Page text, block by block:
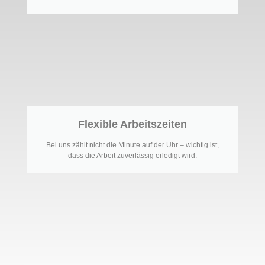
Flexible Arbeitszeiten
Bei uns zählt nicht die Minute auf der Uhr – wichtig ist,
dass die Arbeit zuverlässig erledigt wird.